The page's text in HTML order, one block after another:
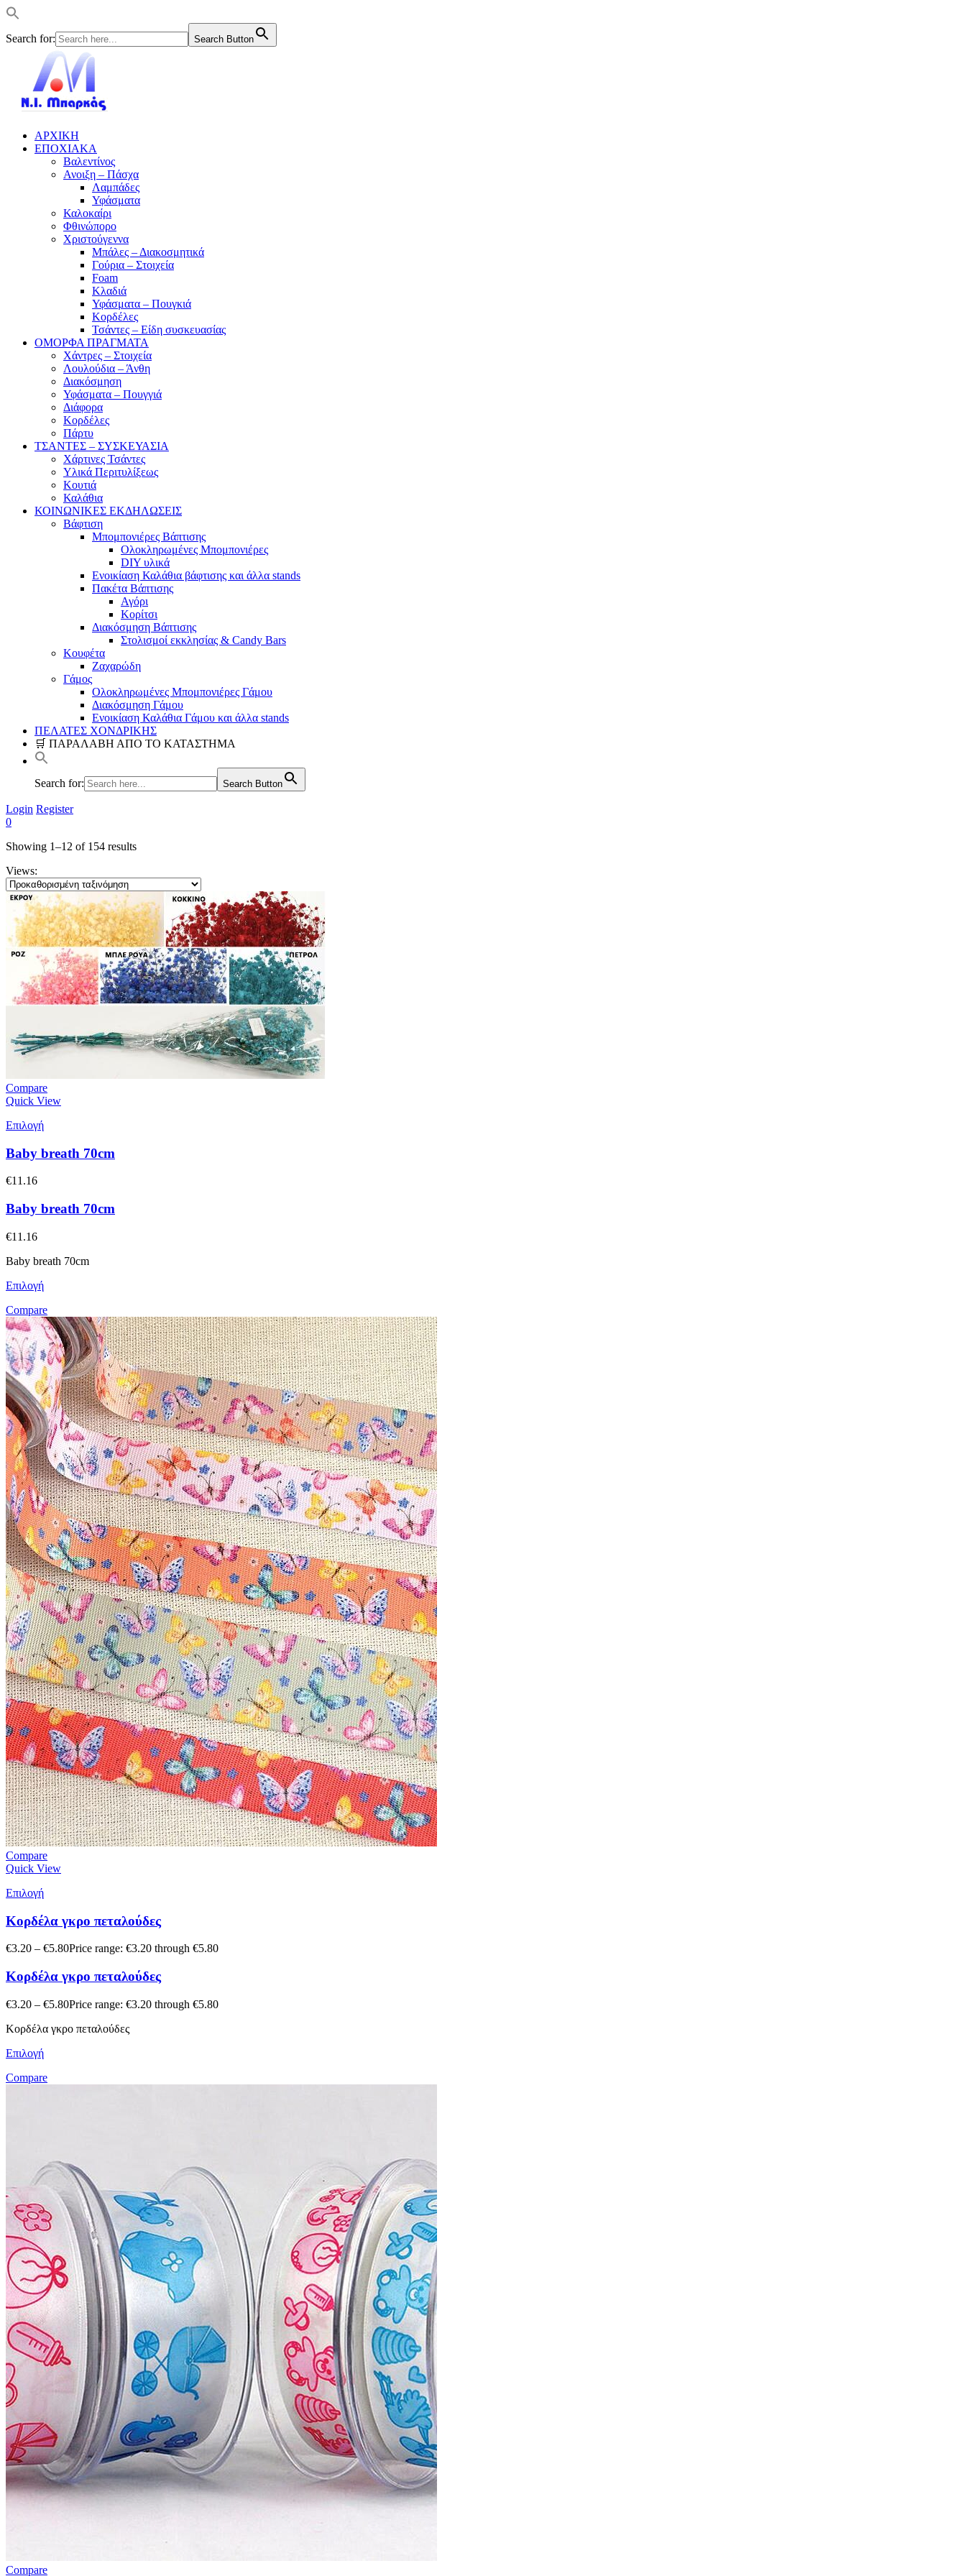
Search for: Search Button
ΑΡΧΙΚΗ
ΕΠΟΧΙΑΚΑ
Βαλεντίνος
Ανοιξη – Πάσχα
Λαμπάδες
Υφάσματα
Καλοκαίρι
Φθινώπορο
Χριστούγεννα
Μπάλες – Διακοσμητικά
Γούρια – Στοιχεία
Foam
Κλαδιά
Υφάσματα – Πουγκιά
Κορδέλες
Τσάντες – Είδη συσκευασίας
ΟΜΟΡΦΑ ΠΡΑΓΜΑΤΑ
Χάντρες – Στοιχεία
Λουλούδια – Άνθη
Διακόσμηση
Υφάσματα – Πουγγιά
Διάφορα
Κορδέλες
Πάρτυ
ΤΣΑΝΤΕΣ – ΣΥΣΚΕΥΑΣΙΑ
Χάρτινες Τσάντες
Υλικά Περιτυλίξεως
Κουτιά
Καλάθια
ΚΟΙΝΩΝΙΚΕΣ ΕΚΔΗΛΩΣΕΙΣ
Βάφτιση
Μπομπονιέρες Βάπτισης
Ολοκληρωμένες Μπομπονιέρες
DIY υλικά
Ενοικίαση Καλάθια βάφτισης και άλλα stands
Πακέτα Βάπτισης
Αγόρι
Κορίτσι
Διακόσμηση Βάπτισης
Στολισμοί εκκλησίας & Candy Bars
Κουφέτα
Ζαχαρώδη
Γάμος
Ολοκληρωμένες Μπομπονιέρες Γάμου
Διακόσμηση Γάμου
Ενοικίαση Καλάθια Γάμου και άλλα stands
ΠΕΛΑΤΕΣ ΧΟΝΔΡΙΚΗΣ
🛒 ΠΑΡΑΛΑΒΗ ΑΠΟ ΤΟ ΚΑΤΑΣΤΗΜΑ
Search for: Search Button
Login Register
0
Showing 1–12 of 154 results
Views:
Compare
Quick View
Επιλογή
Baby breath 70cm
€11.16
Baby breath 70cm
€11.16
Baby breath 70cm
Επιλογή
Compare
Compare
Quick View
Επιλογή
Koρδέλα γκρο πεταλούδες
€3.20 – €5.80Price range: €3.20 through €5.80
Koρδέλα γκρο πεταλούδες
€3.20 – €5.80Price range: €3.20 through €5.80
Koρδέλα γκρο πεταλούδες
Επιλογή
Compare
Compare